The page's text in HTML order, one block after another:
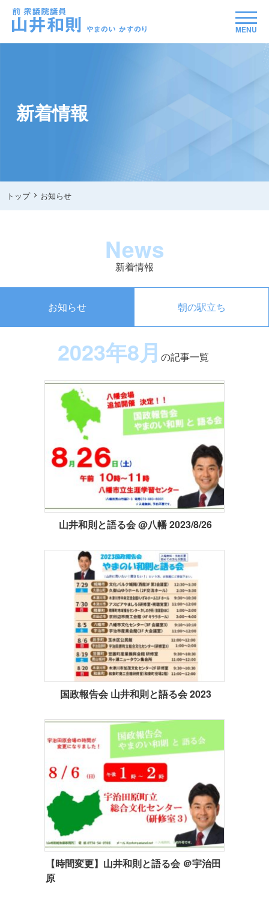
MENU
新着情報
トップ お知らせ
News
新着情報
お知らせ 朝の駅立ち
2023年8月 の記事一覧
山井和則と語る会 @八幡 2023/8/26
国政報告会 山井和則と語る会 2023
【時間変更】山井和則と語る会 ＠宇治田
原